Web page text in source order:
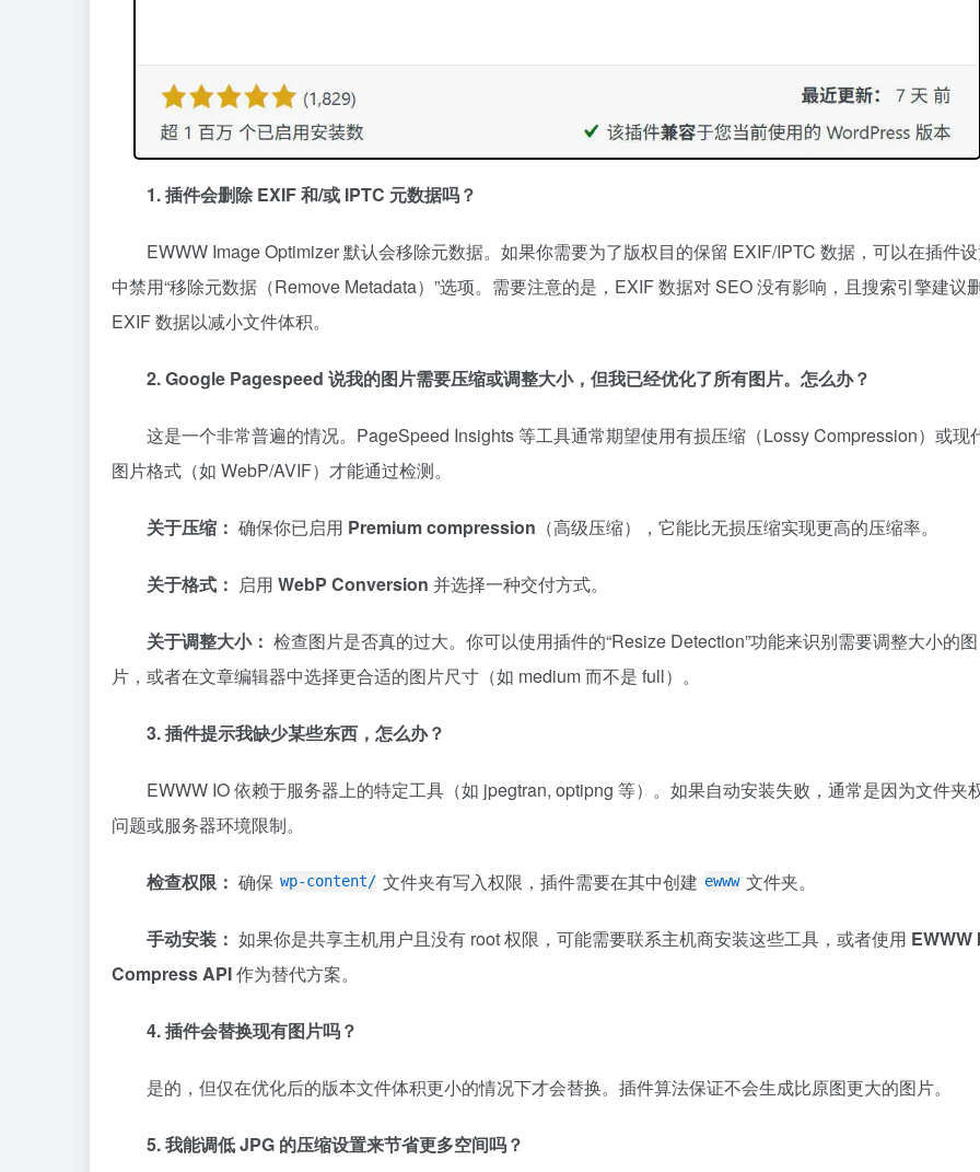
1. 插件会删除 EXIF 和/或 IPTC 元数据吗？
EWWW Image Optimizer 默认会移除元数据。如果你需要为了版权目的保留 EXIF/IPTC 数据，可以在插件
中禁用“移除元数据（Remove Metadata）”选项。需要注意的是，EXIF 数据对 SEO 没有影响，且搜索引擎建议
EXIF 数据以减小文件体积。
2. Google Pagespeed 说我的图片需要压缩或调整大小，但我已经优化了所有图片。怎么办？
这是一个非常普遍的情况。PageSpeed Insights 等工具通常期望使用有损压缩（Lossy Compression）或现
图片格式（如 WebP/AVIF）才能通过检测。
关于压缩： 确保你已启用 Premium compression （高级压缩），它能比无损压缩实现更高的压缩率。
关于格式： 启用 WebP Conversion 并选择一种交付方式。
关于调整大小： 检查图片是否真的过大。你可以使用插件的“Resize Detection”功能来识别需要调整大小的图
片，或者在文章编辑器中选择更合适的图片尺寸（如 medium 而不是 full）。
3. 插件提示我缺少某些东西，怎么办？
EWWW IO 依赖于服务器上的特定工具（如 jpegtran, optipng 等）。如果自动安装失败，通常是因为文件夹
问题或服务器环境限制。
检查权限： 确保 wp-content/ 文件夹有写入权限，插件需要在其中创建 ewww 文件夹。
手动安装： 如果你是共享主机用户且没有 root 权限，可能需要联系主机商安装这些工具，或者使用 EWWW
Compress API作为替代方案。
4. 插件会替换现有图片吗？
是的，但仅在优化后的版本文件体积更小的情况下才会替换。插件算法保证不会生成比原图更大的图片。
5. 我能调低 JPG 的压缩设置来节省更多空间吗？